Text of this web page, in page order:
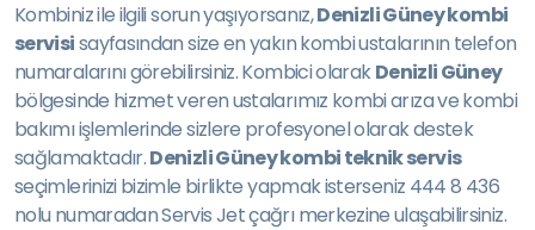
Kombiniz ile ilgili sorun yaşıyorsanız,Denizli Güney kombi
servisisayfasından size en yakın kombi ustalarının telefon
numaralarını görebilirsiniz. Kombici olarakDenizli Güney
bölgesinde hizmet veren ustalarımız kombi arıza ve kombi
bakımı işlemlerinde sizlere profesyonel olarak destek
sağlamaktadır.Denizli Güney kombi teknik servis
seçimlerinizi bizimle birlikte yapmak isterseniz 444 8 436
nolu numaradan Servis Jet çağrı merkezine ulaşabilirsiniz.